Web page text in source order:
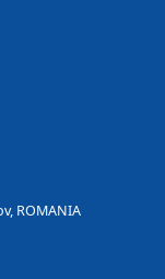
ROMANIA